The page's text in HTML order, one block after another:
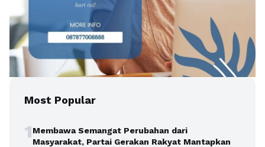
Most Popular
1Membawa Semangat Perubahan dari
Masyarakat, Partai Gerakan Rakyat Mantapkan